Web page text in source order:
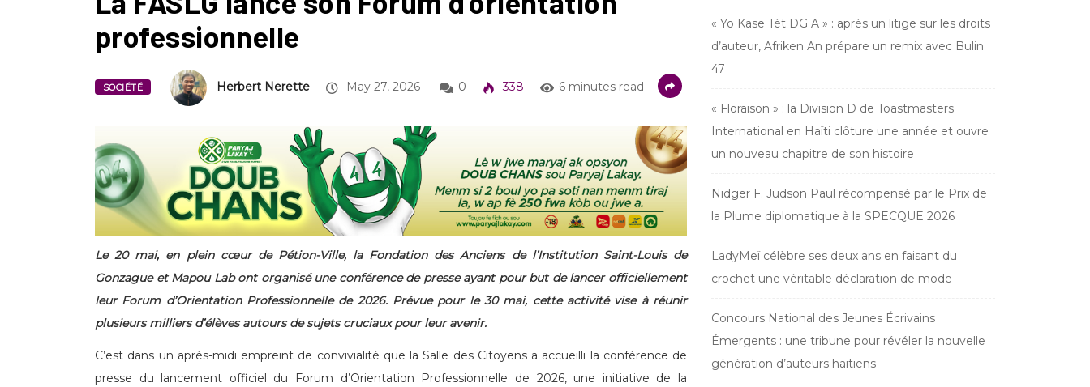
professionnelle
SOCIÉTÉ Herbert Nerette May 27, 2026 0 338 6 minutes read
Le 20 mai, en plein cœur de Pétion-Ville, la Fondation des Anciens de l’Institution Saint-Louis de
Gonzague et Mapou Lab ont organisé une conférence de presse ayant pour but de lancer officiellement
leur Forum d’Orientation Professionnelle de 2026. Prévue pour le 30 mai, cette activité vise à réunir
plusieurs milliers d’élèves autours de sujets cruciaux pour leur avenir.
C’est dans un après-midi empreint de convivialité que la Salle des Citoyens a accueilli la conférence de
presse du lancement officiel du Forum d’Orientation Professionnelle de 2026, une initiative de la
« Yo Kase Tèt DG A » : après un litige sur les droits
d’auteur, Afriken An prépare un remix avec Bulin
47
« Floraison » : la Division D de Toastmasters
International en Haïti clôture une année et ouvre
un nouveau chapitre de son histoire
Nidger F. Judson Paul récompensé par le Prix de
la Plume diplomatique à la SPECQUE 2026
LadyMeï célèbre ses deux ans en faisant du
crochet une véritable déclaration de mode
Concours National des Jeunes Écrivains
Émergents : une tribune pour révéler la nouvelle
génération d’auteurs haïtiens